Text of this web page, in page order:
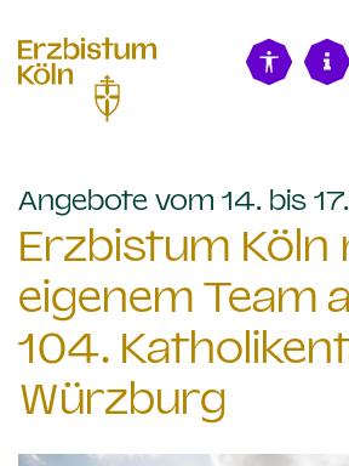
Angebote vom 14. bis
Erzbistum Köln
eigenem Team
104.
Würzburg